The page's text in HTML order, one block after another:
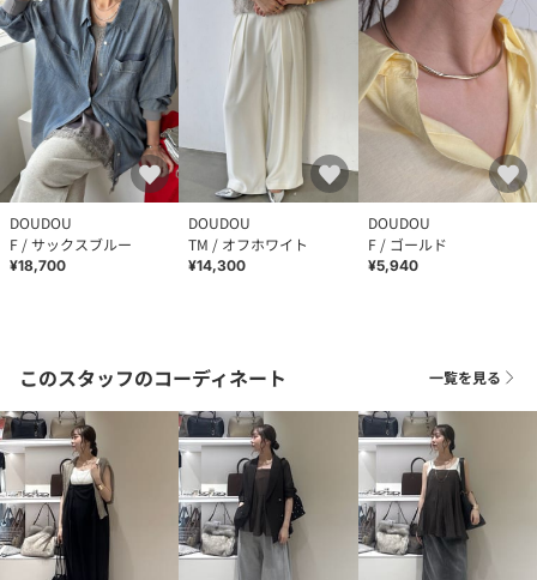
DOUDOU
F / サックスブルー
¥18,700
DOUDOU
TM / オフホワイト
¥14,300
DOUDOU
F / ゴールド
¥5,940
このスタッフのコーディネート 一覧を見る